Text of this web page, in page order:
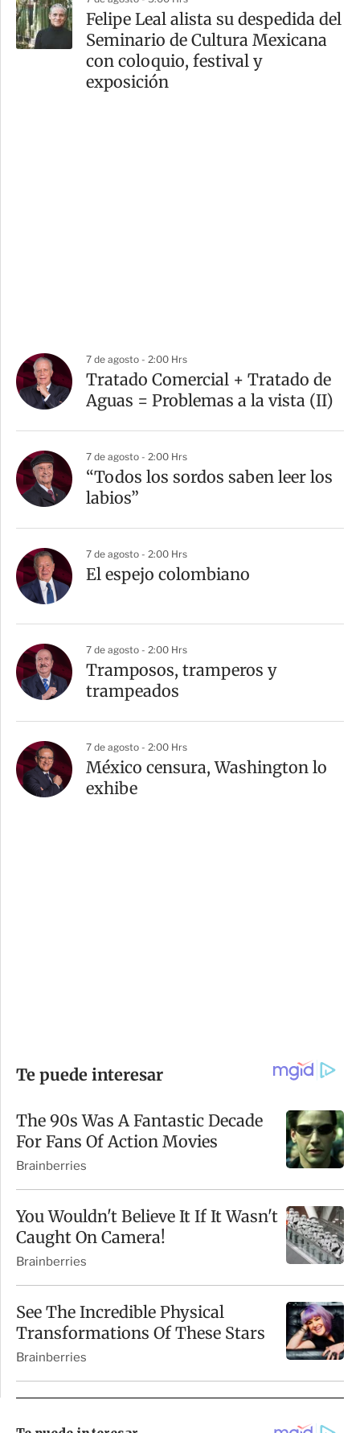
Felipe Leal alista su despedida del
Seminario de Cultura Mexicana
con coloquio, festival y
exposición
7 de agosto - 2:00 Hrs
Tratado Comercial + Tratado de
Aguas = Problemas a la vista (II)
7 de agosto - 2:00 Hrs
“Todos los sordos saben leer los
labios”
7 de agosto - 2:00 Hrs
El espejo colombiano
7 de agosto - 2:00 Hrs
Tramposos, tramperos y
trampeados
7 de agosto - 2:00 Hrs
México censura, Washington lo
exhibe